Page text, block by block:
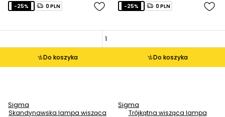
Do koszyka
-25% 0 PLN
Sigma
Skandynawska lampa wisząca
Do koszyka
-25% 0 PLN
Sigma
Trójkątna wisząca lampa